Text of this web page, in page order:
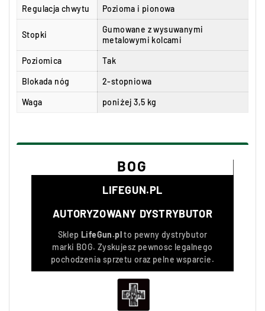
Regulacja chwytu Pozioma i pionowa
Stopki
Gumowane z wysuwanymi
metalowymi kolcami
Poziomica Tak
Blokada nóg 2-stopniowa
Waga poniżej 3,5 kg
BOG
LIFEGUN.PL
AUTORYZOWANY DYSTRYBUTOR
Sklep LifeGun.plto pewny dystrybutor
marki BOG. Zyskujesz pewnosc legalnego
pochodzenia sprzetu oraz pelne wsparcie.